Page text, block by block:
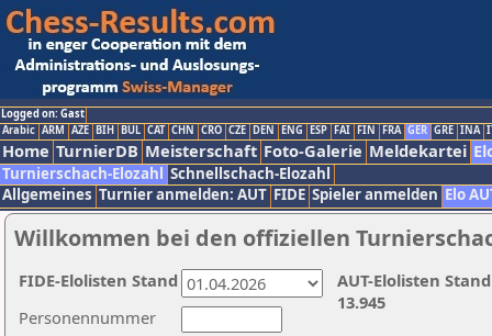
Logged on: Gast
Arabic ARM AZE BIH BUL CAT CHN CRO CZE DEN ENG ESP FAI FIN FRA GER GRE INA
Home TurnierDB Meisterschaft Foto-Galerie Meldekartei
Turnierschach-Elozahl Schnellschach-Elozahl
Allgemeines Turnier anmelden: AUT FIDE Spieler anmelden Elo
Willkommen bei den offiziellen
Personennummer
AUT-Elolisten
13.945
FIDE-Elolisten Stand